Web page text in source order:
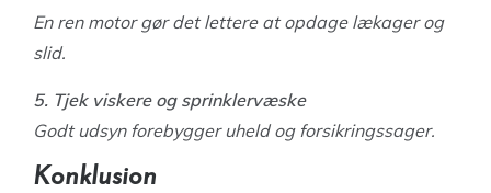
En ren motor gør det lettere at opdage lækager og
slid.
5. Tjek viskere og sprinklervæske
Godt udsyn forebygger uheld og forsikringssager.
Konklusion